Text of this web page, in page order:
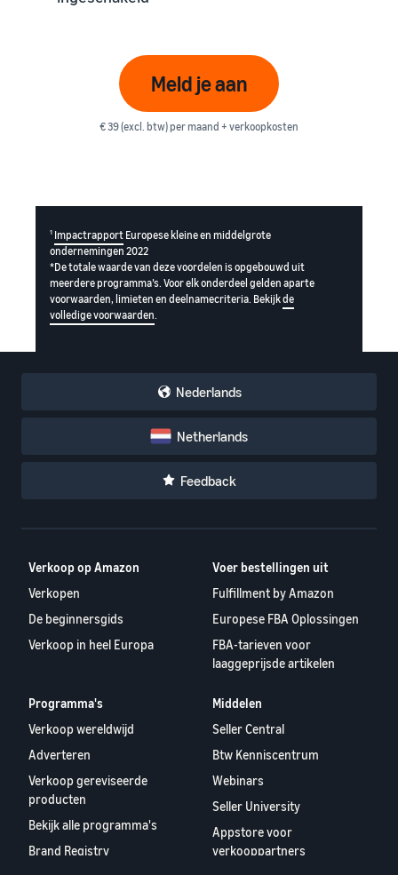
Meld je aan
€ 39 (excl. btw) per maand + verkoopkosten
1 Impactrapport Europese kleine en middelgrote
ondernemingen 2022
*De totale waarde van deze voordelen is opgebouwd uit
meerdere programma’s. Voor elk onderdeel gelden aparte
voorwaarden, limieten en deelnamecriteria. Bekijkde
volledige voorwaarden.
Nederlands
Netherlands
Feedback
Verkoop op Amazon
Verkopen
De beginnersgids
Verkoop in heel Europa
Voer bestellingen uit
Fulfillment by Amazon
Europese FBA Oplossingen
FBA-tarieven voor
laaggeprijsde artikelen
Programma's
Verkoop wereldwijd
Adverteren
Verkoop gereviseerde
producten
Bekijk alle programma's
Brand Registry
Middelen
Seller Central
Btw Kenniscentrum
Webinars
Seller University
Appstore voor
verkooppartners